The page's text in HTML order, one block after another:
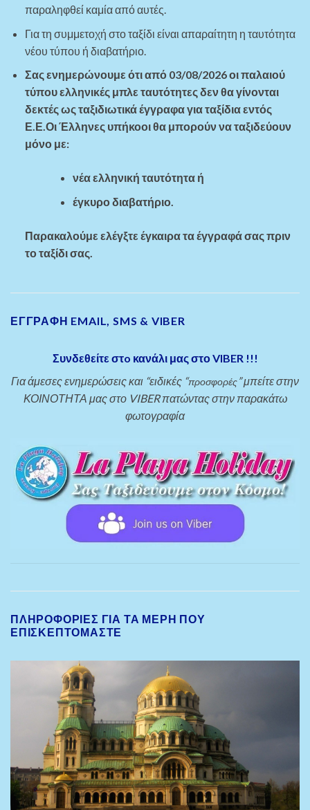
παραληφθεί καμία από αυτές.
Για τη συμμετοχή στο ταξίδι είναι απαραίτητη η ταυτότητα
νέου τύπου ή διαβατήριο.
Σας ενημερώνουμε ότι από 03/08/2026 οι παλαιού
τύπου ελληνικές μπλε ταυτότητες δεν θα γίνονται
δεκτές ως ταξιδιωτικά έγγραφα για ταξίδια εντός
Ε.Ε.Οι Έλληνες υπήκοοι θα μπορούν να ταξιδεύουν
μόνο με:
νέα ελληνική ταυτότητα ή
έγκυρο διαβατήριο.
Παρακαλούμε ελέγξτε έγκαιρα τα έγγραφά σας πριν
το ταξίδι σας.
ΕΓΓΡΑΦΗ EMAIL, SMS & VIBER
Συνδεθείτε στo κανάλι μας στο VIBER !!!
Για άμεσες ενημερώσεις και “ειδικές “προσφορές” μπείτε στην
ΚΟΙΝΟΤΗΤΑ μας στο VIBER πατώντας στην παρακάτω
φωτογραφία
ΠΛΗΡΟΦΟΡΊΕΣ ΓΙΑ ΤΑ ΜΈΡΗ ΠΟΥ
ΕΠΙΣΚΕΠΤΌΜΑΣΤΕ